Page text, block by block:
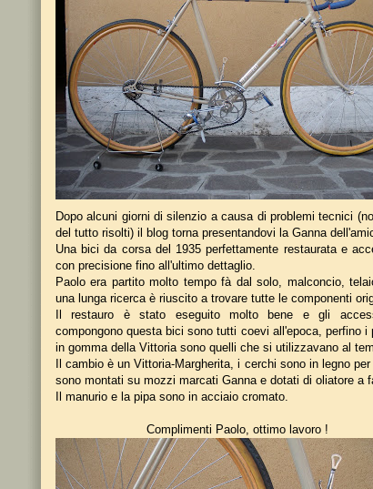
Dopo alcuni giorni di silenzio a causa di problemi tecnici
del tutto risolti) il blog torna presentandovi la Ganna
Una bici da corsa del 1935 perfettamente restaurata e
con precisione fino all'ultimo dettaglio.
Paolo era partito molto tempo fà dal solo, malconcio,
una lunga ricerca è riuscito a trovare tutte le componenti
Il restauro è stato eseguito molto bene e gli
compongono questa bici sono tutti coevi all'epoca, perfino i
in gomma della Vittoria sono quelli che si utilizzavano al
Il cambio è un Vittoria-Margherita, i cerchi sono in legno per
sono montati su mozzi marcati Ganna e dotati di oliatore a
Il manurio e la pipa sono in acciaio cromato.
Complimenti Paolo, ottimo lavoro !